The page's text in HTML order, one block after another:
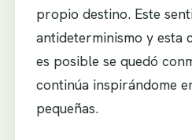
propio destino. Este
antideterminismo y esta
es posible se quedó
continúa inspirándome
pequeñas.